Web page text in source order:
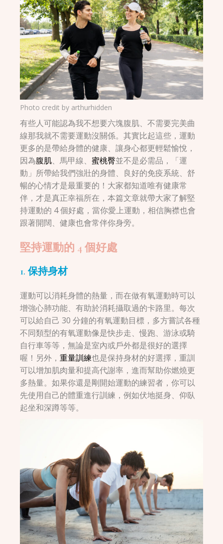
Photo credit by arthurhidden
有些人可能認為我不想要六塊腹肌、不需要完美曲
線那我就不需要運動沒關係。其實比起這些，運動
更多的是帶給身體的健康、讓身心都更輕鬆愉悅，
因為腹肌、馬甲線、蜜桃臀並不是必需品，「運
動」所帶給我們強壯的身體、良好的免疫系統、舒
暢的心情才是最重要的！大家都知道唯有健康常
伴，才是真正幸福所在，本篇文章就帶大家了解堅
持運動的 4 個好處，當你愛上運動，相信胸襟也會
跟著開闊、健康也會常伴你身旁。
堅持運動的 4 個好處
1. 保持身材
運動可以消耗身體的熱量，而在做有氧運動時可以
增強心肺功能、有助於消耗攝取過的卡路里。每次
可以給自己 30 分鐘的有氧運動目標，多方嘗試各種
不同類型的有氧運動像是快步走、慢跑、游泳或騎
自行車等等，無論是室內或戶外都是很好的選擇
喔！另外，重量訓練也是保持身材的好選擇，重訓
可以增加肌肉量和提高代謝率，進而幫助你燃燒更
多熱量。如果你還是剛開始運動的練習者，你可以
先使用自己的體重進行訓練，例如伏地挺身、仰臥
起坐和深蹲等等。